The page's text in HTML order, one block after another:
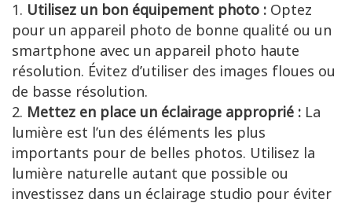
Utilisez un bon équipement photo : Optez
pour un appareil photo de bonne qualité ou un
smartphone avec un appareil photo haute
résolution. Évitez d’utiliser des images floues ou
de basse résolution.
Mettez en place un éclairage approprié : La
lumière est l’un des éléments les plus
importants pour de belles photos. Utilisez la
lumière naturelle autant que possible ou
investissez dans un éclairage studio pour éviter